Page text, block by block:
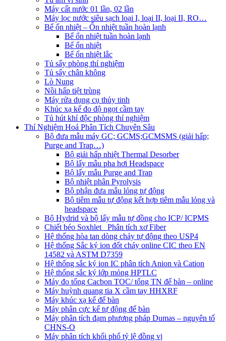
Máy cất nước 01 lần, 02 lần
Máy lọc nước siêu sạch loại I, loại II, loại II, RO…
Bể ổn nhiệt – Ổn nhiệt tuần hoàn lạnh
Bể ổn nhiệt tuần hoàn lạnh
Bể ổn nhiệt
Bể ổn nhiệt lắc
Tủ sấy phòng thí nghiệm
Tủ sấy chân không
Lò Nung
Nồi hấp tiệt trùng
Máy rửa dụng cụ thủy tinh
Khúc xạ kế đo độ ngọt cầm tay
Tủ hút khí độc phòng thí nghiệm
Thí Nghiệm Hoá Phân Tích Chuyên Sâu
Bộ đưa mẫu máy GC; GCMS;GCMSMS (giải hấp;
Purge and Trap…)
Bộ giải hấp nhiệt Thermal Desorber
Bộ lấy mẫu pha hơi Headspace
Bộ lấy mẫu Purge and Trap
Bộ nhiệt phân Pyrolysis
Bộ phận đưa mẫu lỏng tự động
Bộ tiêm mẫu tự động kết hợp tiêm mẫu lỏng và
headspace
Bộ Hydrid và bộ lấy mẫu tự đồng cho ICP/ ICPMS
Chiết béo Soxhlet_ Phân tích xơ Fiber
Hệ thống hòa tan dòng chảy tự động theo USP4
Hệ thống Sắc ký ion đốt cháy online CIC theo EN
14582 và ASTM D7359
Hệ thống sắc ký ion IC phân tích Anion và Cation
Hệ thống sắc ký lớp mỏng HPTLC
Máy đo tổng Cacbon TOC/ tổng TN để bàn – online
Máy huỳnh quang tia X cầm tay HHXRF
Máy khúc xạ kế để bàn
Máy phân cực kế tự động để bàn
Máy phân tích đạm phương pháp Dumas – nguyên tố
CHNS-O
Máy phân tích khối phổ tỷ lệ đồng vị